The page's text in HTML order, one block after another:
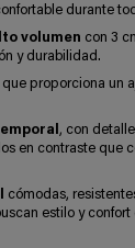
durante
volumen con 3
y durabilidad.
que proporciona un
, con
en contraste que
cómodas,
estilo y